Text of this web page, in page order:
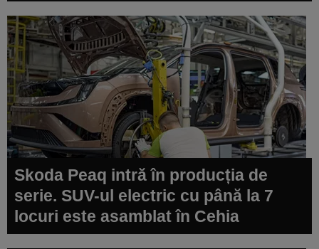
Skoda Peaq intră în producția de
serie. SUV-ul electric cu până la 7
locuri este asamblat în Cehia